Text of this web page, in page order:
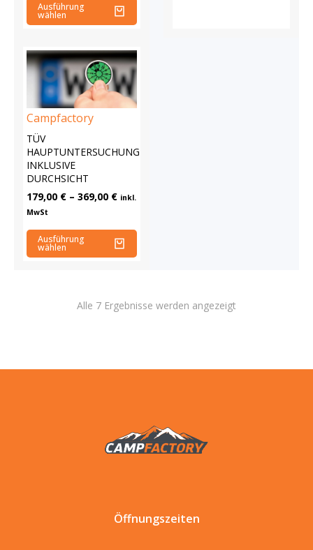
Ausführung
wählen
Campfactory
TÜV
HAUPTUNTERSUCHUNG
INKLUSIVE
DURCHSICHT
179,00 € – 369,00 € inkl.
MwSt
Ausführung
wählen
Alle 7 Ergebnisse werden angezeigt
Öffnungszeiten